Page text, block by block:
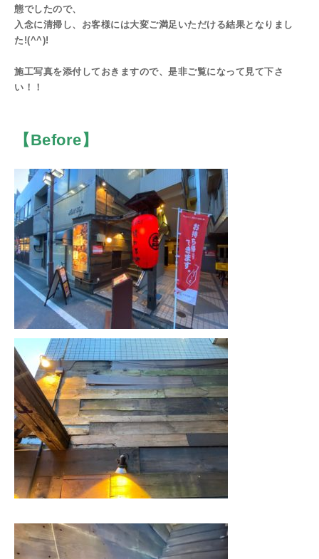
態でしたので、
入念に清掃し、お客様には大変ご満足いただける結果となりまし
た!(^^)!
施工写真を添付しておきますので、是非ご覧になって見て下さ
い！！
【 Before】